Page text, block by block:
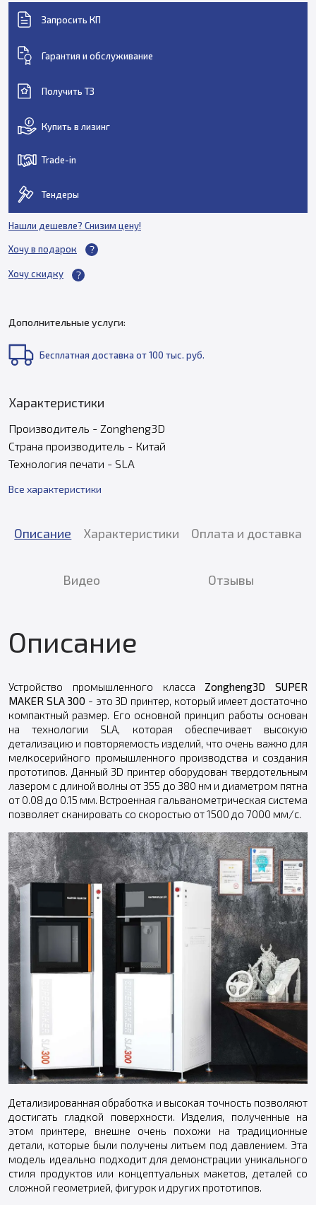
Запросить КП
Гарантия и обслуживание
Получить ТЗ
Купить в лизинг
Trade-in
Тендеры
Нашли дешевле? Снизим цену!
Хочу в подарок
Хочу скидку
Дополнительные услуги:
Бесплатная доставка от 100 тыс. руб.
Характеристики
Производитель - Zongheng3D
Страна производитель - Китай
Технология печати - SLA
Все характеристики
Описание Характеристики Оплата и доставка
Видео Отзывы
Описание
Устройство промышленного класса Zongheng3D SUPER
MAKER SLA 300 - это 3D принтер, который имеет достаточно
компактный размер. Его основной принцип работы основан
на технологии SLA, которая обеспечивает высокую
детализацию и повторяемость изделий, что очень важно для
мелкосерийного промышленного производства и создания
прототипов. Данный 3D принтер оборудован твердотельным
лазером с длиной волны от 355 до 380 нм и диаметром пятна
от 0.08 до 0.15 мм. Встроенная гальванометрическая система
позволяет сканировать со скоростью от 1500 до 7000 мм/с.
Детализированная обработка и высокая точность позволяют
достигать гладкой поверхности. Изделия, полученные на
этом принтере, внешне очень похожи на традиционные
детали, которые были получены литьем под давлением. Эта
модель идеально подходит для демонстрации уникального
стиля продуктов или концептуальных макетов, деталей со
сложной геометрией, фигурок и других прототипов.